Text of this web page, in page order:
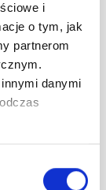
i
o tym, jak
partnerom
danymi
zespół IT